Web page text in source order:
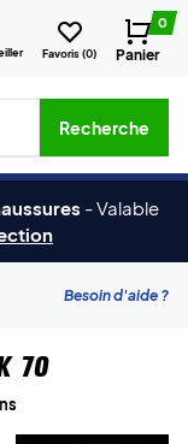
Favoris (0)
0
Panier
etc.
Recherche
-Valable
Besoin d'aide ?
70